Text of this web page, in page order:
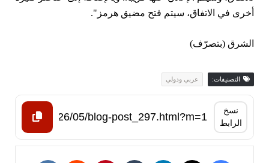
أخرى في الاتفاق، سيتم فتح مضيق هرمز".
الشرق (بتصرّف)
التصنيفات: عربي ودولي
نسخ
الرابط